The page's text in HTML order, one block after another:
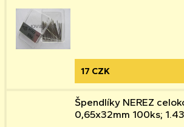
17 CZK
Špendlíky NEREZ
0,65x32mm 100ks;